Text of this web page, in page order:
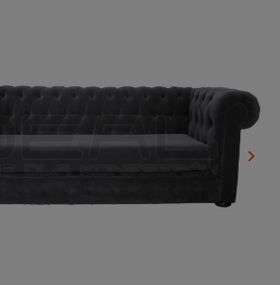
keyboard_arrow_right